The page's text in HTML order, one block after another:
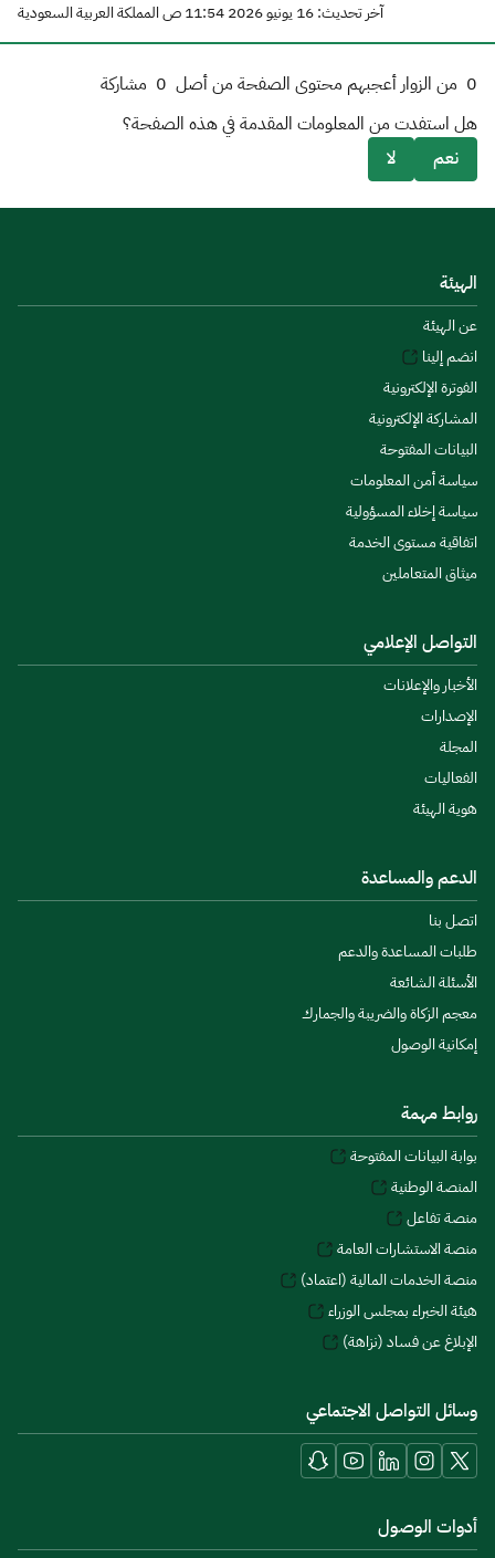
آخر تحديث: 16 يونيو 2026 11:54 ص المملكة العربية السعودية
0 من الزوار أعجبهم محتوى الصفحة من أصل 0 مشاركة
هل استفدت من المعلومات المقدمة في هذه الصفحة؟
نعم
لا
الهيئة
عن الهيئة
انضم إلينا
الفوترة الإلكترونية
المشاركة الإلكترونية
البيانات المفتوحة
سياسة أمن المعلومات
سياسة إخلاء المسؤولية
اتفاقية مستوى الخدمة
ميثاق المتعاملين
التواصل الإعلامي
الأخبار والإعلانات
الإصدارات
المجلة
الفعاليات
هوية الهيئة
الدعم والمساعدة
اتصل بنا
طلبات المساعدة والدعم
الأسئلة الشائعة
معجم الزكاة والضريبة والجمارك
إمكانية الوصول
روابط مهمة
بوابة البيانات المفتوحة
المنصة الوطنية
منصة تفاعل
منصة الاستشارات العامة
منصة الخدمات المالية (اعتماد)
هيئة الخبراء بمجلس الوزراء
الإبلاغ عن فساد (نزاهة)
وسائل التواصل الاجتماعي
أدوات الوصول